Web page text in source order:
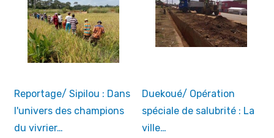
Reportage/ Sipilou : Dans
l'univers des champions
du vivrier…
Duekoué/ Opération
spéciale de salubrité : La
ville…